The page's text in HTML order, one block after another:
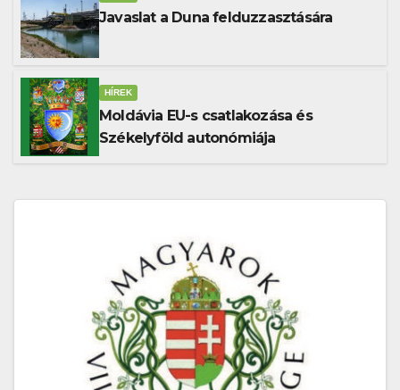
Javaslat a Duna felduzzasztására
HÍREK
Moldávia EU-s csatlakozása és
Székelyföld autonómiája